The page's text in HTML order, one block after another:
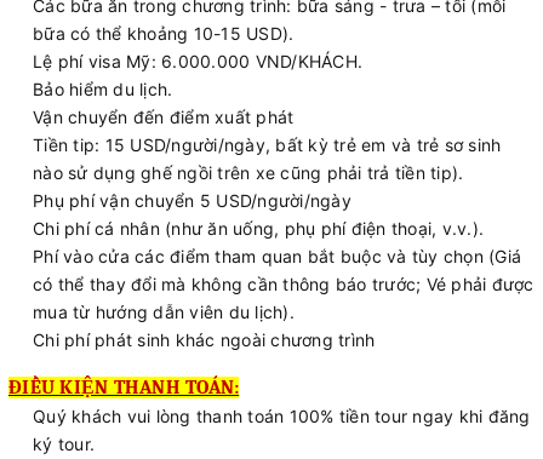
Các bữa ăn trong chương trình: bữa sáng - trưa – tối (mỗi
bữa có thể khoảng 10-15 USD).
Lệ phí visa Mỹ: 6.000.000 VND/KHÁCH.
Bảo hiểm du lịch.
Vận chuyển đến điểm xuất phát
Tiền tip: 15 USD/người/ngày, bất kỳ trẻ em và trẻ sơ sinh
nào sử dụng ghế ngồi trên xe cũng phải trả tiền tip).
Phụ phí vận chuyển 5 USD/người/ngày
Chi phí cá nhân (như ăn uống, phụ phí điện thoại, v.v.).
Phí vào cửa các điểm tham quan bắt buộc và tùy chọn (Giá
có thể thay đổi mà không cần thông báo trước; Vé phải được
mua từ hướng dẫn viên du lịch).
Chi phí phát sinh khác ngoài chương trình
ĐIỀU KIỆN THANH TOÁN:
Quý khách vui lòng thanh toán 100% tiền tour ngay khi đăng
ký tour.